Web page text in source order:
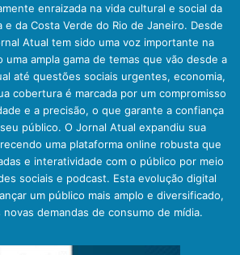
enraizada na vida cultural e social da
e da Costa Verde do Rio de Janeiro. Desde
Atual tem sido uma voz importante na
uma ampla gama de temas que vão desde a
até questões sociais urgentes, economia,
cobertura é marcada por um compromisso
e a precisão, o que garante a confiança
público. O Jornal Atual expandiu sua
uma plataforma online robusta que
e interatividade com o público por meio
sociais e podcast. Esta evolução digital
um público mais amplo e diversificado,
demandas de consumo de mídia.